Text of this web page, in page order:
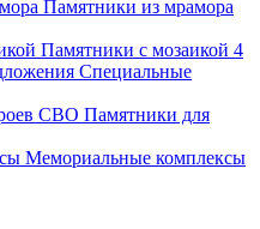
Памятники из мрамора
Памятники с мозаикой 4
Специальные
Памятники для
Мемориальные комплексы